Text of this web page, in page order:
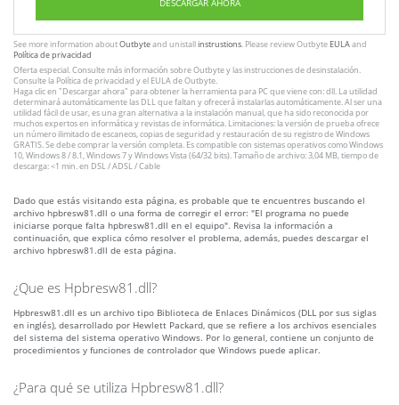
DESCARGAR AHORA
See more information aboutOutbyteand unistallinstrustions. Please review Outbyte EULAand
Política de privacidad
Oferta especial. Consulte más información sobreOutbytey las instruccionesde desinstalación.
Consultela Política de privacidad y el EULAde Outbyte.
Haga clic en "Descargar ahora" para obtener la herramienta para PC que viene con: dll. La utilidad
determinará automáticamente las DLL que faltan y ofrecerá instalarlas automáticamente. Al ser una
utilidad fácil de usar, es una gran alternativa a la instalación manual, que ha sido reconocida por
muchos expertos en informática y revistas de informática. Limitaciones: la versión de prueba ofrece
un número ilimitado de escaneos, copias de seguridad y restauración de su registro de Windows
GRATIS. Se debe comprar la versión completa. Es compatible con sistemas operativos como Windows
10, Windows 8 / 8.1, Windows 7 y Windows Vista (64/32 bits). Tamaño de archivo: 3,04 MB, tiempo de
descarga: <1 min. en DSL / ADSL / Cable
Dado que estás visitando esta página, es probable que te encuentres buscando el
archivo hpbresw81.dll o una forma de corregir el error: "El programa no puede
iniciarse porque falta hpbresw81.dll en el equipo". Revisa la información a
continuación, que explica cómo resolver el problema, además, puedes descargar el
archivo hpbresw81.dll de esta página.
¿Que es Hpbresw81.dll?
Hpbresw81.dll es un archivo tipo Biblioteca de Enlaces Dinámicos (DLL por sus siglas
en inglés), desarrollado por Hewlett Packard, que se refiere a los archivos esenciales
del sistema del sistema operativo Windows. Por lo general, contiene un conjunto de
procedimientos y funciones de controlador que Windows puede aplicar.
¿Para qué se utiliza Hpbresw81.dll?